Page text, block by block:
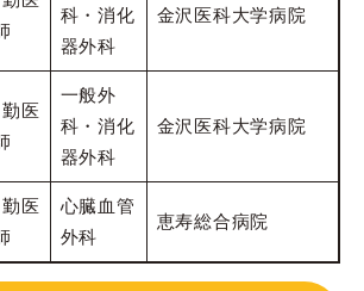
科・消化
器外科
金沢医科大学病院
医
一般外
科・消化
器外科
金沢医科大学病院
医
心臓血管
外科
恵寿総合病院